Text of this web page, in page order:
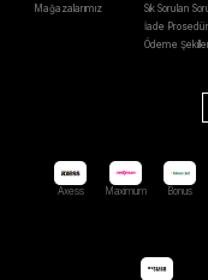
Mağazalarımız
Sık Sorulan
İade
Ödeme
Axess Maximum Bonus